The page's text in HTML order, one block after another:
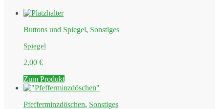
Buttons und Spiegel, Sonstiges
Spiegel
2,00 €
Zum Produkt
Pfefferminzdöschen, Sonstiges